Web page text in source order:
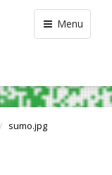
Menu
sumo.jpg